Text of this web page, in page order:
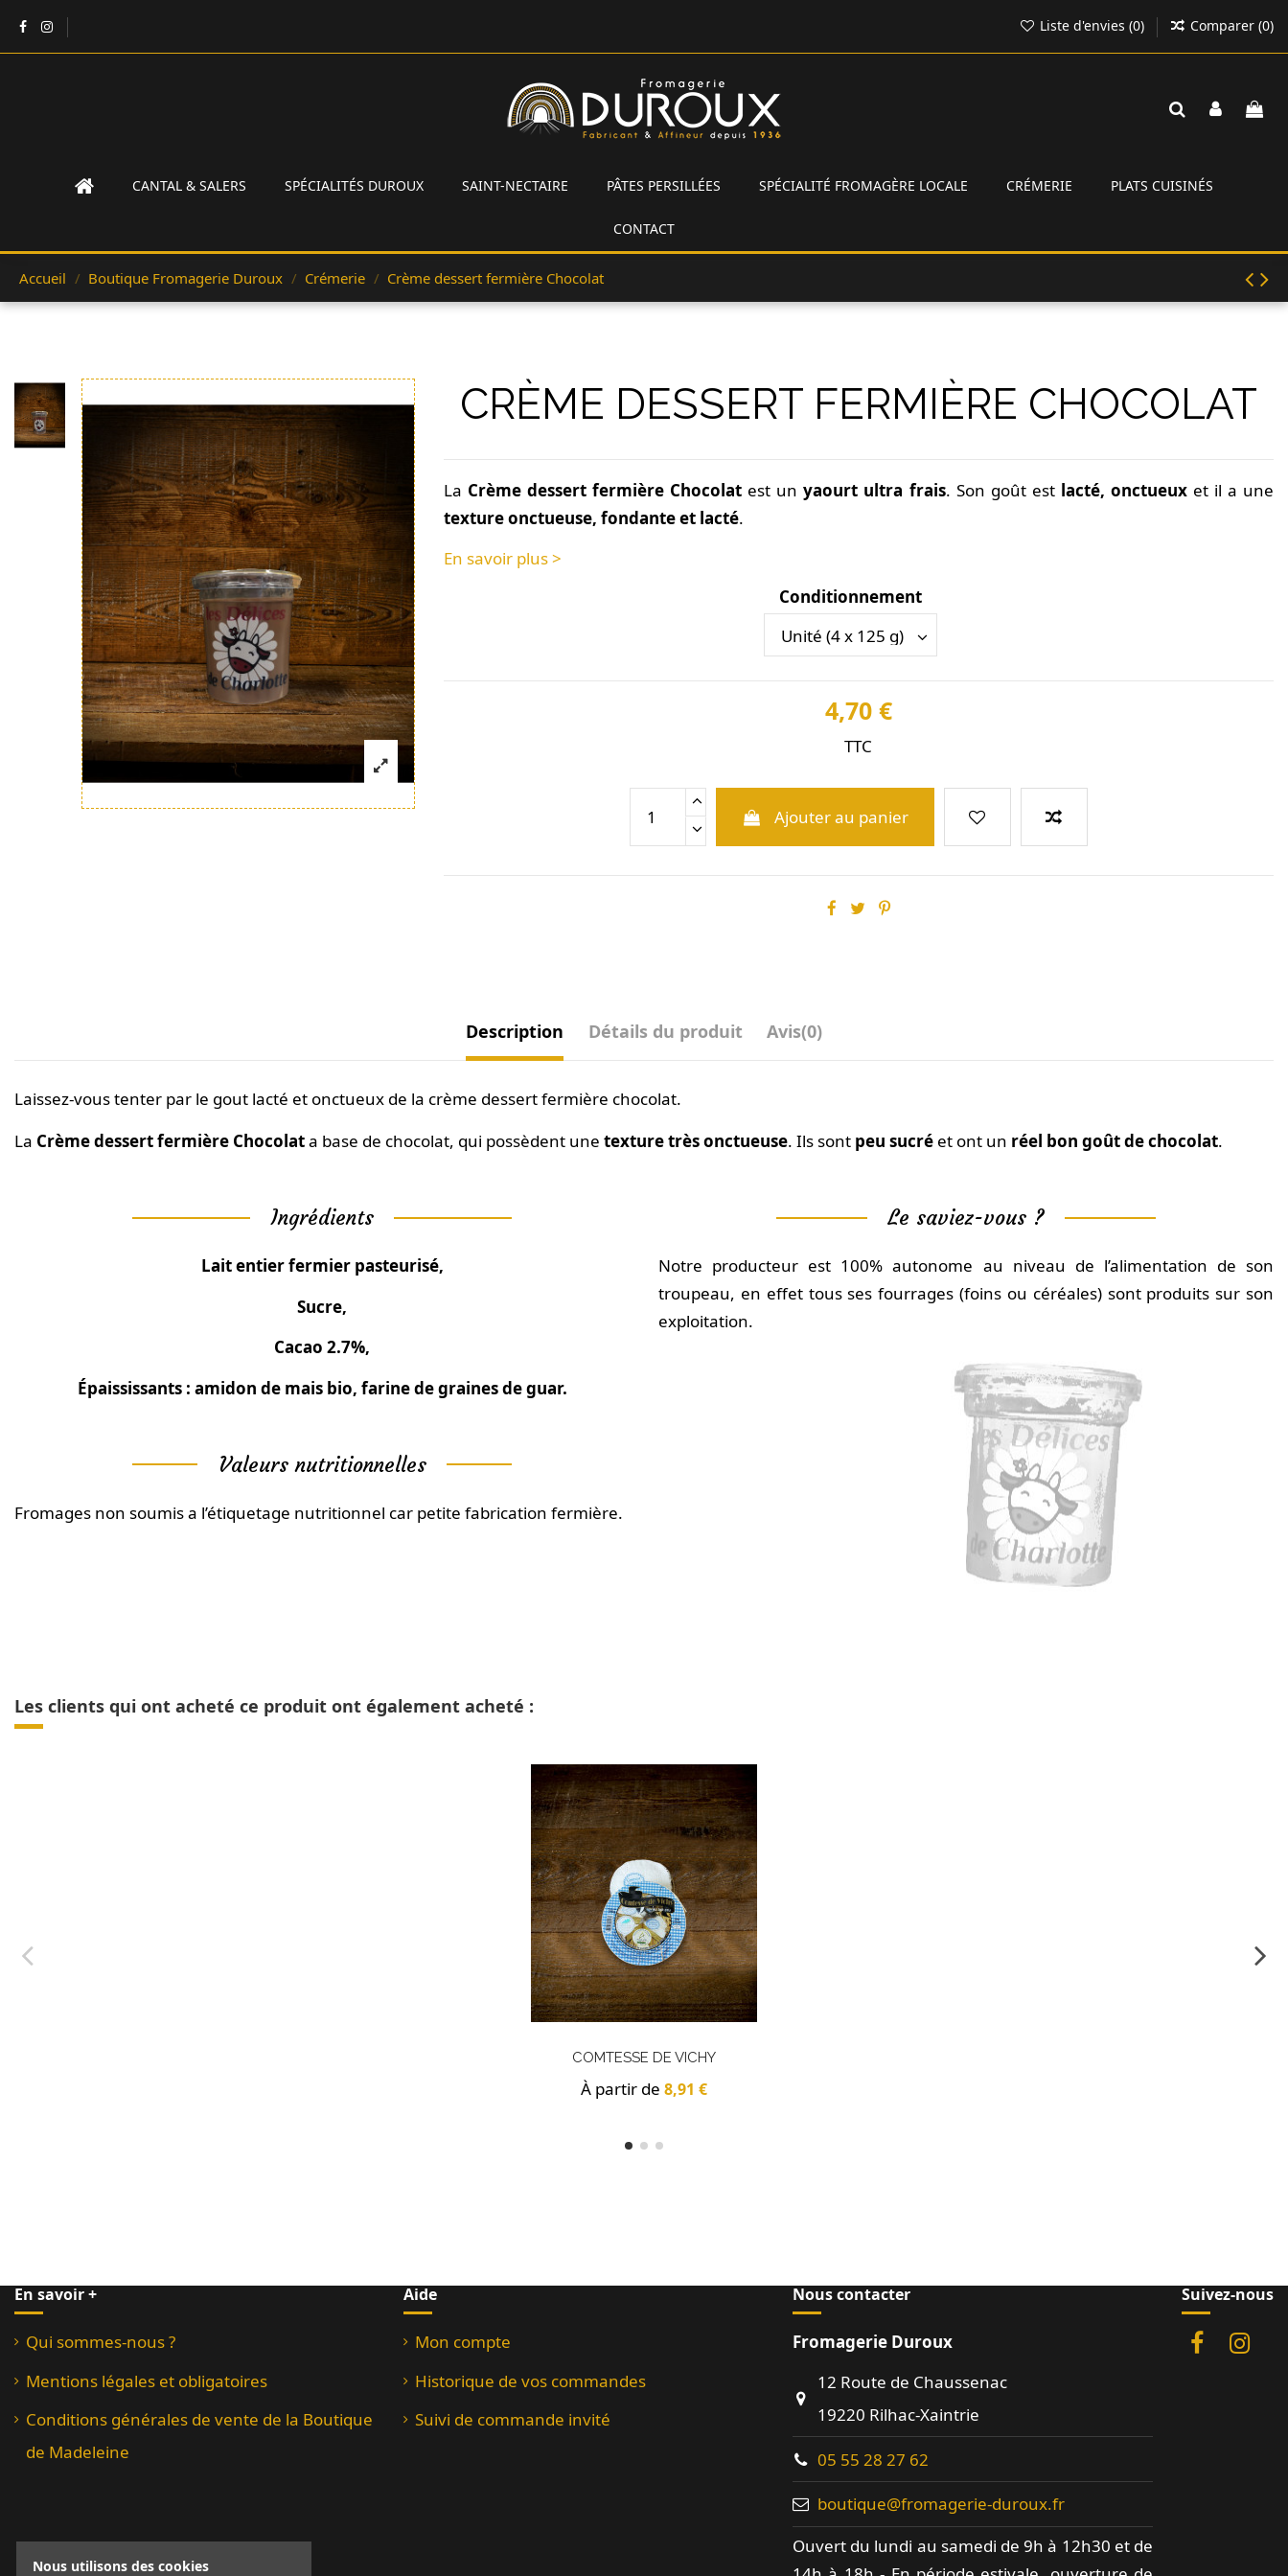
Liste d'envies (0) Comparer (0)
CANTAL & SALERS SPÉCIALITÉS DUROUX SAINT-NECTAIRE PÂTES PERSILLÉES SPÉCIALITÉ FROMAGÈRE LOCALE CRÉMERIE PLATS CUISINÉS
CONTACT
Accueil Boutique Fromagerie Duroux Crémerie Crème dessert fermière Chocolat
CRÈME DESSERT FERMIÈRE CHOCOLAT
La Crème dessert fermière Chocolat est unyaourt ultra frais. Son goût estlacté, onctueux et il a une
texture onctueuse, fondante et lacté.
En savoir plus >
Conditionnement
4,70 €
TTC
Ajouter au panier
Description Détails du produit Avis(0)
Laissez-vous tenter par le gout lacté et onctueux de la crème dessert fermière chocolat.
La Crème dessert fermière Chocolata base de chocolat, qui possèdent une texture très onctueuse. Ils sont peu sucré et ont un réel bon goût de chocolat.
Ingrédients
Lait entier fermier pasteurisé,
Sucre,
Cacao 2.7%,
Épaississants : amidon de mais bio, farine de graines de guar.
Valeurs nutritionnelles
Fromages non soumis a l’étiquetage nutritionnel car petite fabrication fermière.
Le saviez-vous ?
Notre producteur est 100% autonome au niveau de l’alimentation de son
troupeau, en effet tous ses fourrages (foins ou céréales) sont produits sur son
exploitation.
Les clients qui ont acheté ce produit ont également acheté :
COMTESSE DE VICHY
À partir de 8,91 €
En savoir +
Qui sommes-nous ?
Mentions légales et obligatoires
Conditions générales de vente de la Boutique
de Madeleine
Aide
Mon compte
Historique de vos commandes
Suivi de commande invité
Nous contacter
Fromagerie Duroux
12 Route de Chaussenac
19220 Rilhac-Xaintrie
05 55 28 27 62
boutique@fromagerie-duroux.fr
Ouvert du lundi au samedi de 9h à 12h30 et de
Suivez-nous
Nous utilisons des cookies